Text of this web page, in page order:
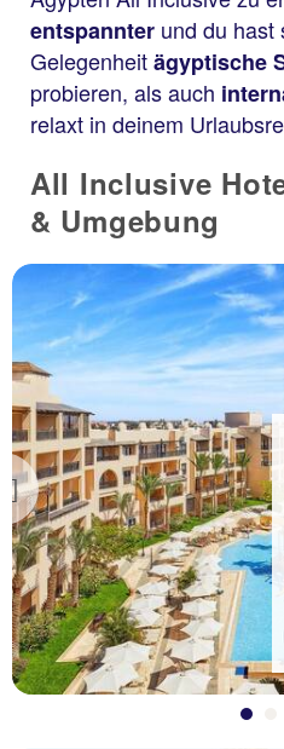
entspannter und du hast
Gelegenheitägyptische
probieren, als auch
relaxt in deinem
All Inclusive
& Umgebung
Previous